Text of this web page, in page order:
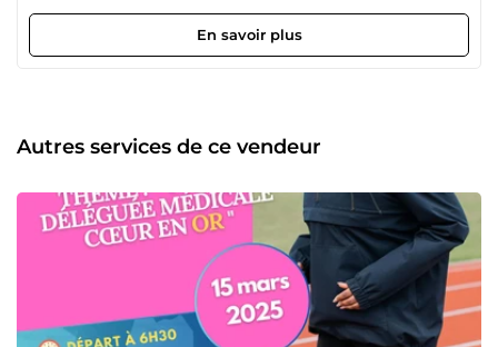
acquise dans certains projets me permet de mettre
certaines de mes compétences au service des nécessiteux;
j'aime bien les challenges et pour moi être sur 5euros c'est
En savoir plus
Autres services de ce vendeur